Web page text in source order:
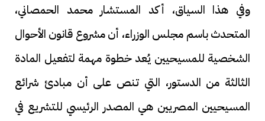
وفي هذا السياق، أكد المستشار محمد الحمصاني،
المتحدث باسم مجلس الوزراء، أن مشروع قانون الأحوال
الشخصية للمسيحيين يُعد خطوة مهمة لتفعيل المادة
الثالثة من الدستور، التي تنص على أن مبادئ شرائع
المسيحيين المصريين هي المصدر الرئيسي للتشريع في